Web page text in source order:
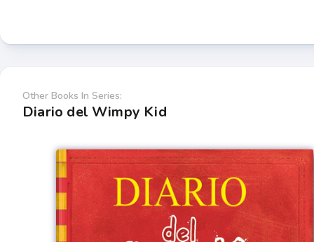
Other Books In Series:
Diario del Wimpy Kid